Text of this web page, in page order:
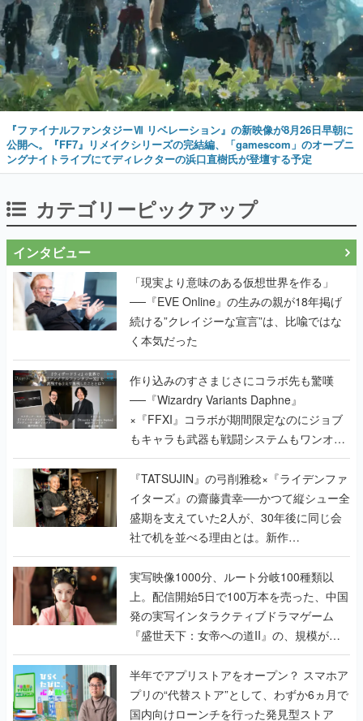
『ファイナルファンタジーⅦ リベレーション』の新映像が8月26日早朝に
公開へ。『FF7』リメイクシリーズの完結編、「gamescom」のオープニ
ングナイトライブにてディレクターの浜口直樹氏が登壇する予定
カテゴリーピックアップ
インタビュー
「現実より意味のある仮想世界を作る」
──『EVE Online』の生みの親が18年掲げ
続ける”クレイジーな宣言”は、比喩ではな
く本気だった
作り込みのすさまじさにコラボ先も驚嘆
──『Wizardry Variants Daphne』
×『FFXI』コラボが期間限定なのにジョブ
もキャラも武器も戦闘システムもワンオフ
で作り込まれた理由を両ディレクターに聞
く
『TATSUJIN』の弓削雅稔×『ライデンファ
イターズ』の齋藤貴幸──かつて縦シュー全
盛期を支えていた2人が、30年後に同じ会
社で机を並べる理由とは。新作
『TATSUJIN EXTREME』で初タッグを組
んだレジェンド2人に訊く開発秘話
実写映像1000分、ルート分岐100種類以
上。配信開始5日で100万本を売った、中国
発の実写インタラクティブドラマゲーム
『盛世天下：女帝への道II』の、規模が違
うこだわりをプロデューサーに聞いた
半年でアプリストアをオープン？ スマホア
プリの“代替ストア”として、わずか6ヵ月で
国内向けローンチを行った発見型ストア